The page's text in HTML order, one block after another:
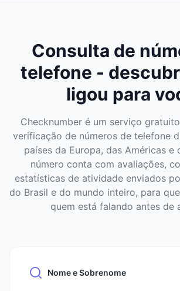
Consulta de
telefone -
ligou para
Checknumber é um serviço
verificação de números de telefone
países da Europa, das Américas e
número conta com avaliações,
estatísticas de atividade enviados
do Brasil e do mundo inteiro, para
quem está falando antes de
Nome e Sobrenome